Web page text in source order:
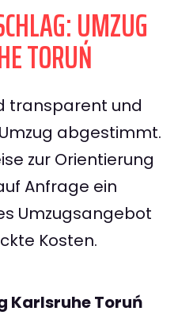
UMZUG
TORUŃ
transparent und
abgestimmt.
zur Orientierung
Anfrage ein
Umzugsangebot
Kosten.
Karlsruhe Toruń